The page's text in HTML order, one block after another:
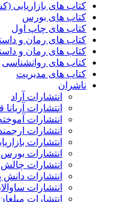
کتاب های بازاریابی
کتاب های بورس
کتاب های چاپ اول
کتاب های رمان و
کتاب های رمان و
کتاب های روانشناسی
کتاب های مدیریت
ناشران
انتشارات آراد
انتشارات آریانا
انتشارات
انتشارات
انتشارات
انتشارات بورس
انتشارات چالش
انتشارات
انتشارات
انتشارات